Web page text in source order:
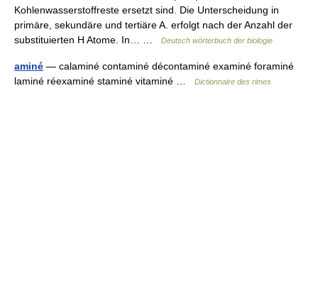
Kohlenwasserstoffreste ersetzt sind. Die Unterscheidung in
primäre, sekundäre und tertiäre A. erfolgt nach der Anzahl der
substituierten H Atome. In… …
Deutsch wörterbuch der biologie
aminé — calaminé contaminé décontaminé examiné foraminé
laminé réexaminé staminé vitaminé …
Dictionnaire des rimes